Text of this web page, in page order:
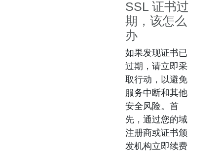
SSL 证书过
期，该怎么
办
如果发现证书已
过期，请立即采
取行动，以避免
服务中断和其他
安全风险。首
先，通过您的域
注册商或证书颁
发机构立即续费